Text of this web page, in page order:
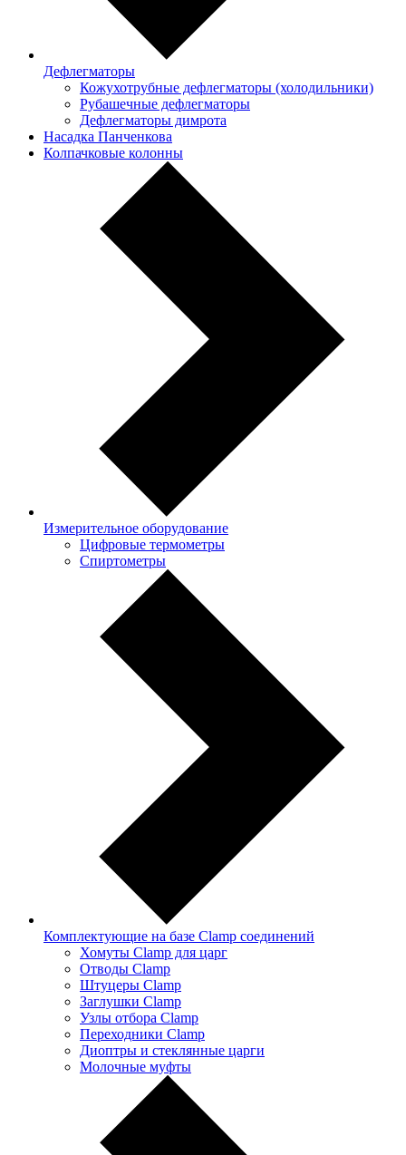
Дефлегматоры
Кожухотрубные дефлегматоры (холодильники)
Рубашечные дефлегматоры
Дефлегматоры димрота
Насадка Панченкова
Колпачковые колонны
Измерительное оборудование
Цифровые термометры
Спиртометры
Комплектующие на базе Clamp соединений
Хомуты Clamp для царг
Отводы Clamp
Штуцеры Clamp
Заглушки Clamp
Узлы отбора Clamp
Переходники Clamp
Диоптры и стеклянные царги
Молочные муфты